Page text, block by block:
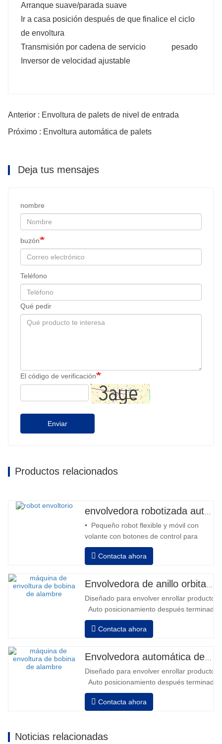
Arranque suave/parada suave
Ir a casa posición después de que finalice el ciclo
de envoltura
Transmisión por cadena de servicio pesado
Inversor de velocidad ajustable
Anterior : Envoltura de palets de nivel de entrada
Próximo : Envoltura automática de palets
Deja tus mensajes
nombre
buzón
Teléfono
Qué pedir
El código de verificación
Enviar
Productos relacionados
• Pequeño robot flexible y móvil con
volante con botones de control para
avanzar y retroceder • Operación fuera
de la columna • 2 baterías serie 12V /
batería llena 120-130 palets • Cargador
tiempo de carga aprox. 8-10h…
Contacta ahora
Diseñado para envolver enrollar
Auto posicionamiento después
velocidad, estiramiento fuerza puede ser
Neumático superior plato a prensa
Contacta ahora
Diseñado para envolver enrollar
Auto posicionamiento después
velocidad, estiramiento fuerza puede ser
Neumático superior plato a prensa
Contacta ahora
Noticias relacionadas